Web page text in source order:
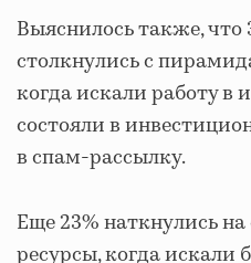
Выяснилось также,
столкнулись с
когда искали работу в
состояли в
в спам-рассылку.
Еще 23% наткнулись
ресурсы, когда искали